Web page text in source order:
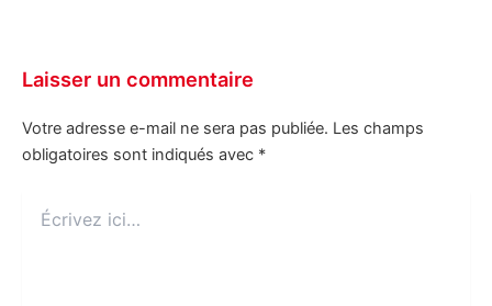
Laisser un commentaire
Votre adresse e-mail ne sera pas publiée. Les champs
obligatoires sont indiqués avec *
ici…